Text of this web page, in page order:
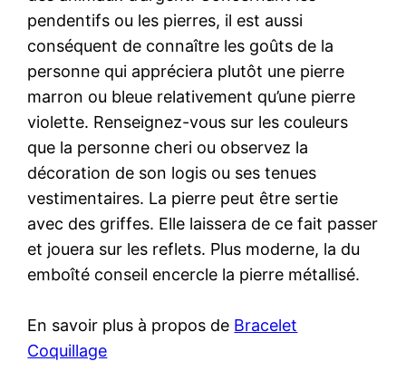
pendentifs ou les pierres, il est aussi
conséquent de connaître les goûts de la
personne qui appréciera plutôt une pierre
marron ou bleue relativement qu’une pierre
violette. Renseignez-vous sur les couleurs
que la personne cheri ou observez la
décoration de son logis ou ses tenues
vestimentaires. La pierre peut être sertie
avec des griffes. Elle laissera de ce fait passer
et jouera sur les reflets. Plus moderne, la du
emboîté conseil encercle la pierre métallisé.
En savoir plus à propos de Bracelet
Coquillage